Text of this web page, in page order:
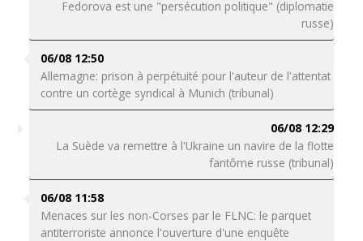
Fedorova est une "persécution politique" (diplomatie
russe)
06/08 12:50
Allemagne: prison à perpétuité pour l'auteur de l'attentat
contre un cortège syndical à Munich (tribunal)
06/08 12:29
La Suède va remettre à l'Ukraine un navire de la flotte
fantôme russe (tribunal)
06/08 11:58
Menaces sur les non-Corses par le FLNC: le parquet
antiterroriste annonce l'ouverture d'une enquête